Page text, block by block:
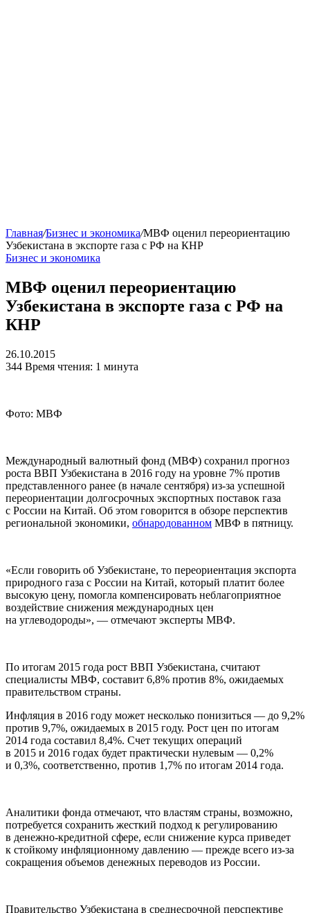
Главная/Бизнес и экономика/МВФ оценил переориентацию
Узбекистана в экспорте газа с РФ на КНР
Бизнес и экономика
МВФ оценил переориентацию
Узбекистана в экспорте газа с РФ на
КНР
26.10.2015
344 Время чтения: 1 минута
Фото: МВФ
Международный валютный фонд (МВФ) сохранил прогноз
роста ВВП Узбекистана в 2016 году на уровне 7% против
представленного ранее (в начале сентября) из-за успешной
переориентации долгосрочных экспортных поставок газа
с России на Китай. Об этом говорится в обзоре перспектив
региональной экономики, обнародованном МВФ в пятницу.
«Если говорить об Узбекистане, то переориентация экспорта
природного газа с России на Китай, который платит более
высокую цену, помогла компенсировать неблагоприятное
воздействие снижения международных цен
на углеводороды», — отмечают эксперты МВФ.
По итогам 2015 года рост ВВП Узбекистана, считают
специалисты МВФ, составит 6,8% против 8%, ожидаемых
правительством страны.
Инфляция в 2016 году может несколько понизиться — до 9,2%
против 9,7%, ожидаемых в 2015 году. Рост цен по итогам
2014 года составил 8,4%. Счет текущих операций
в 2015 и 2016 годах будет практически нулевым — 0,2%
и 0,3%, соответственно, против 1,7% по итогам 2014 года.
Аналитики фонда отмечают, что властям страны, возможно,
потребуется сохранить жесткий подход к регулированию
в денежно-кредитной сфере, если снижение курса приведет
к стойкому инфляционному давлению — прежде всего из-за
сокращения объемов денежных переводов из России.
Правительство Узбекистана в среднесрочной перспективе